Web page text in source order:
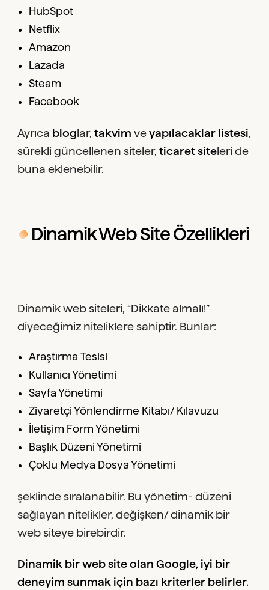
HubSpot
Netflix
Amazon
Lazada
Steam
Facebook
Ayrıca bloglar,takvim veyapılacaklar listesi,
sürekli güncellenen siteler,ticaret siteleri de
buna eklenebilir.
Dinamik Web Site Özellikleri
Dinamik web siteleri, “Dikkate almalı!”
diyeceğimiz niteliklere sahiptir. Bunlar:
Araştırma Tesisi
Kullanıcı Yönetimi
Sayfa Yönetimi
Ziyaretçi Yönlendirme Kitabı/ Kılavuzu
İletişim Form Yönetimi
Başlık Düzeni Yönetimi
Çoklu Medya Dosya Yönetimi
şeklinde sıralanabilir. Bu yönetim- düzeni
sağlayan nitelikler, değişken/ dinamik bir
web siteye birebirdir.
Dinamik bir web site olan Google, iyi bir
deneyim sunmak için bazı kriterler belirler.